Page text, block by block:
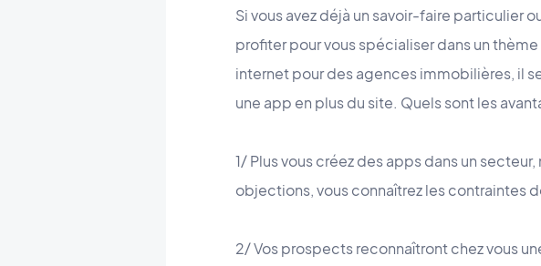
Si vous avez déjà un savoir-faire particulier
profiter pour vous spécialiser dans un
internet pour des agences immobilières, il
une app en plus du site. Quels sont les
1/ Plus vous créez des apps dans un
objections, vous connaîtrez les contraintes
2/ Vos prospects reconnaîtront chez vous